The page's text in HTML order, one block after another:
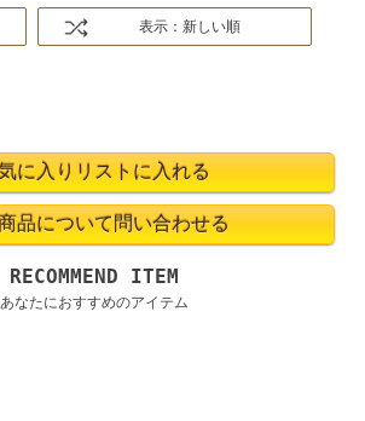
表示：新しい順
RECOMMEND ITEM
あなたにおすすめのアイテム